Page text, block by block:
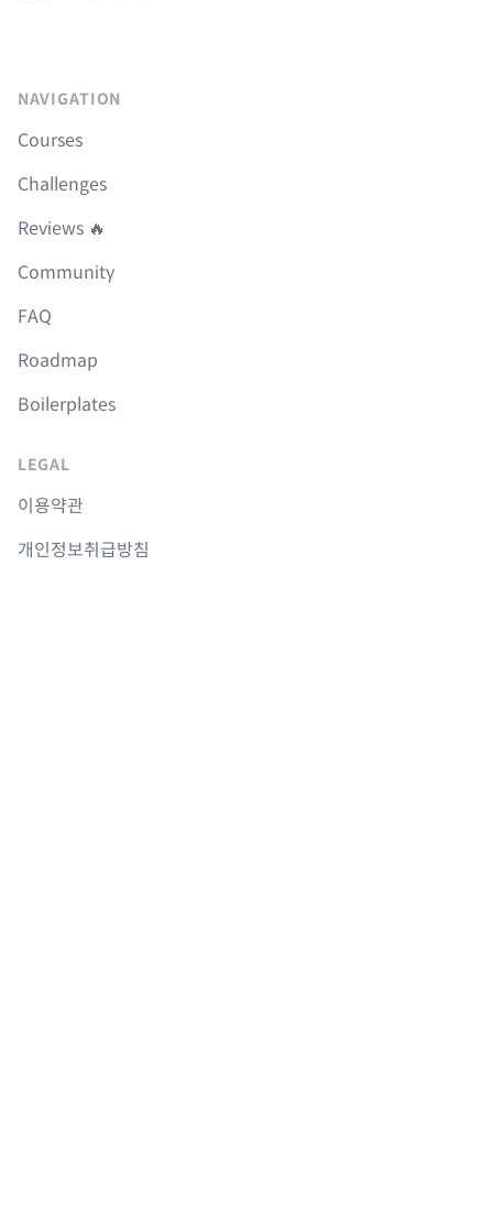
NAVIGATION
Courses
Challenges
Reviews 🔥
Community
FAQ
Roadmap
Boilerplates
LEGAL
이용약관
개인정보취급방침